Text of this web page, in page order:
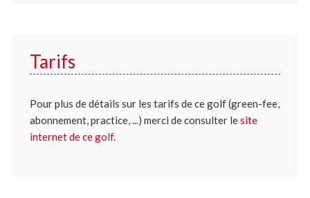
Tarifs
Pour plus de détails sur les tarifs de ce golf (green-fee,
abonnement, practice, ...) merci de consulter lesite
internet de ce golf.